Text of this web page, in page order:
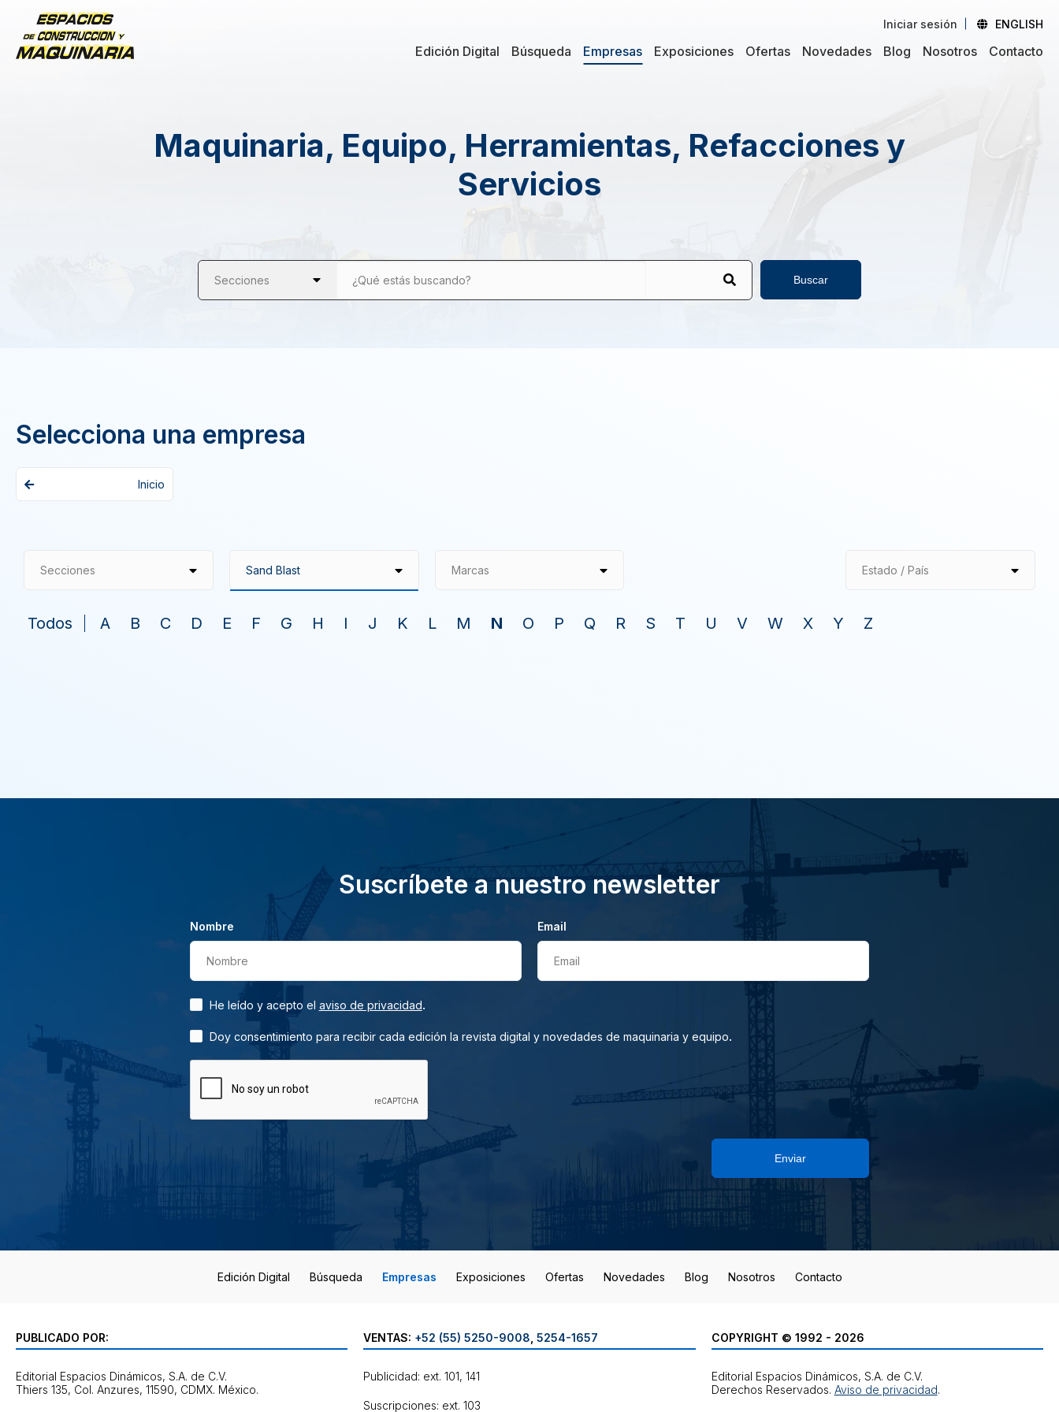
Iniciar sesión ENGLISH
Edición Digital Búsqueda Empresas Exposiciones Ofertas Novedades Blog Nosotros Contacto
Maquinaria, Equipo, Herramientas, Refacciones y
Servicios
Secciones ¿Qué estás buscando? Buscar
Selecciona una empresa
Inicio
Secciones Marcas Estado / País
Todos A B C D E F G H I J K L M N O P Q R S T U V W X Y Z
Suscríbete a nuestro newsletter
Nombre
Nombre
Email
Email
He leído y acepto el aviso de privacidad.
Doy consentimiento para recibir cada edición la revista digital y novedades de maquinaria y equipo.
Enviar
Edición Digital Búsqueda Empresas Exposiciones Ofertas Novedades Blog Nosotros Contacto
PUBLICADO POR:
Editorial Espacios Dinámicos, S.A. de C.V.
VENTAS: +52 (55) 5250-9008 ,5254-1657
Publicidad: ext. 101, 141
Suscripciones: ext. 103
COPYRIGHT © 1992 - 2026
Editorial Espacios Dinámicos, S.A. de C.V.
Derechos Reservados. Aviso de privacidad.